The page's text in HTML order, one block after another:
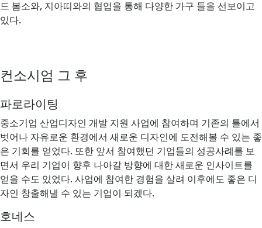
드 봄소와, 지아띠와의 협업을 통해 다양한 가구 들을 선보이고
있다.
컨소시엄 그 후
파로라이팅
중소기업 산업디자인 개발 지원 사업에 참여하며 기존의 틀에서
벗어나 자유로운 환경에서 새로운 디자인에 도전해볼 수 있는 좋
은 기회를 얻었다. 또한 앞서 참여했던 기업들의 성공사례를 보
면서 우리 기업이 향후 나아갈 방향에 대한 새로운 인사이트를
얻을 수도 있었다. 사업에 참여한 경험을 살려 이후에도 좋은 디
자인 창출해낼 수 있는 기업이 되겠다.
호네스